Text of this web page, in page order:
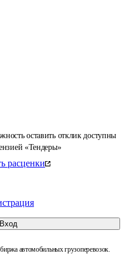
оставить отклик доступны
«Тендеры»
расценки
Вход
автомобильных грузоперевозок.